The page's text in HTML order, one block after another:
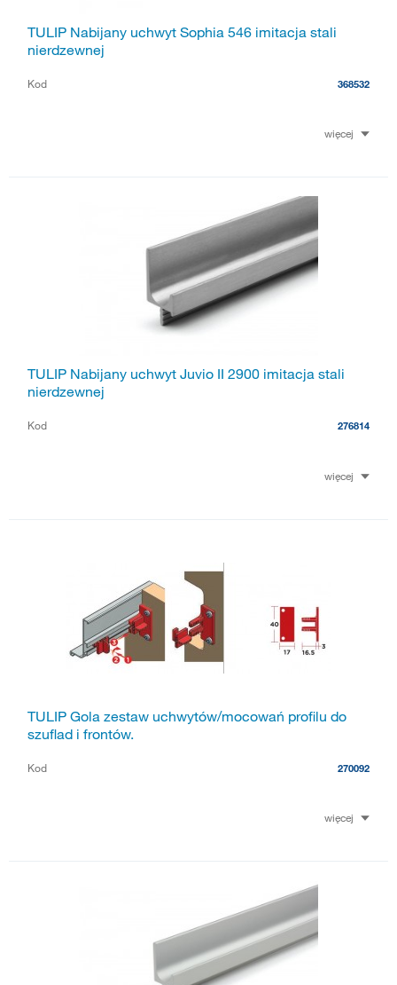
TULIP Nabijany uchwyt Sophia 546 imitacja stali
nierdzewnej
Kod 368532
więcej
TULIP Nabijany uchwyt Juvio II 2900 imitacja stali
nierdzewnej
Kod 276814
więcej
TULIP Gola zestaw uchwytów/mocowań profilu do
szuflad i frontów.
Kod 270092
więcej